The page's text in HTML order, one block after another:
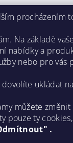
procházením
Na základě
nabídky a
nebo pro vás
dovolíte ukládat
můžete
pouze ty
.